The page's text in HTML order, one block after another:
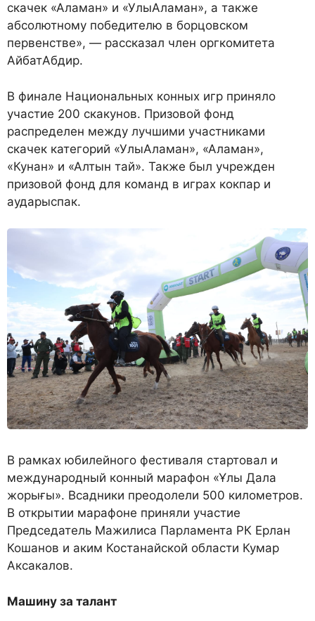
скачек «Аламан» и «УлыАламан», а также
абсолютному победителю в борцовском
первенстве», — рассказал член оргкомитета
АйбатАбдир.
В финале Национальных конных игр приняло
участие 200 скакунов. Призовой фонд
распределен между лучшими участниками
скачек категорий «УлыАламан», «Аламан»,
«Кунан» и «Алтын тай». Также был учрежден
призовой фонд для команд в играх кокпар и
аударыспак.
В рамках юбилейного фестиваля стартовал и
международный конный марафон «Ұлы Дала
жорығы». Всадники преодолели 500 километров.
В открытии марафоне приняли участие
Председатель Мажилиса Парламента РК Ерлан
Кошанов и аким Костанайской области Кумар
Аксакалов.
Машину за талант